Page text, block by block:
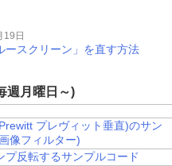
19日
ースクリーン」を直す方法
週月曜日～)
プレヴィット垂直)のサン
像フィルター)
プ反転するサンプルコード